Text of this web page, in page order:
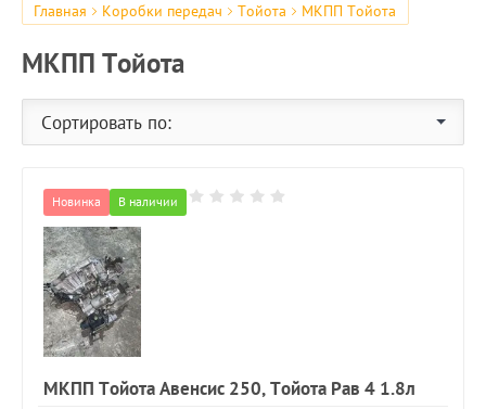
Главная Коробки передач Тойота МКПП Тойота
МКПП Тойота
Сортировать по:
Новинка В наличии
МКПП Тойота Авенсис 250, Тойота Рав 4 1.8л